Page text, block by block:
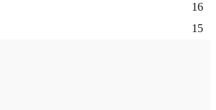
16
15